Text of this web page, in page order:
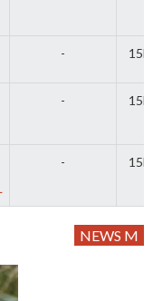
-
-
-
NEWS M